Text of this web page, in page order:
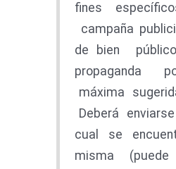
fines
campaña
de bien
propaganda
máxima
Deberá
cual se
misma